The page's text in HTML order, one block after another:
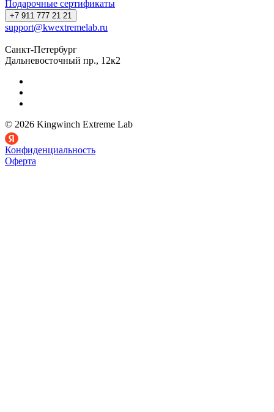
Подарочные сертификаты
+7 911 777 21 21
support@kwextremelab.ru
Санкт-Петербург
Дальневосточный пр., 12к2
© 2026 Kingwinch Extreme Lab
Конфиденциальность
Оферта